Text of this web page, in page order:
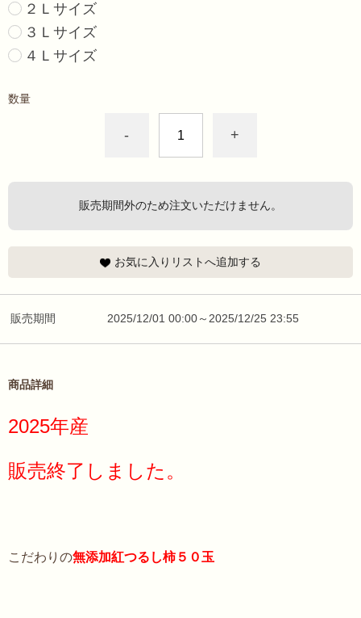
２Ｌサイズ
３Ｌサイズ
４Ｌサイズ
数量
- +
販売期間外のため注文いただけません。
お気に入りリストへ追加する
販売期間 2025/12/01 00:00～2025/12/25 23:55
商品詳細
2025年産
販売終了しました。
こだわりの無添加紅つるし柿５０玉